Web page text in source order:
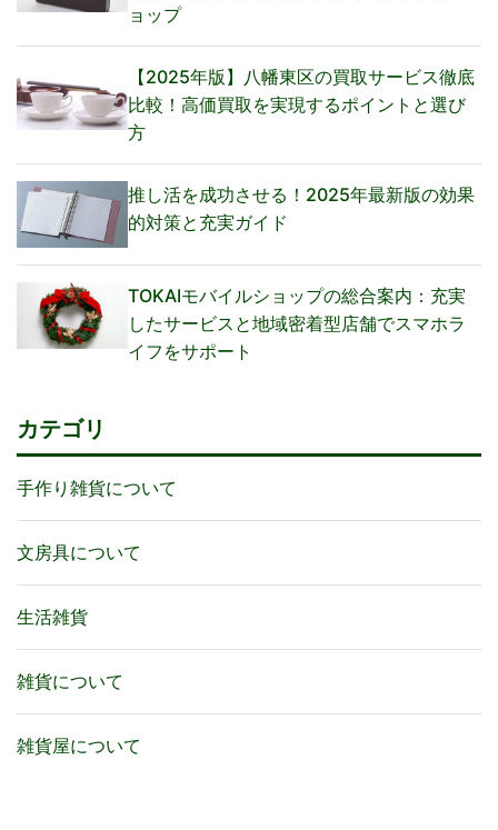
ョップ
【2025年版】八幡東区の買取サービス徹底
比較！高価買取を実現するポイントと選び
方
推し活を成功させる！2025年最新版の効果
的対策と充実ガイド
TOKAIモバイルショップの総合案内：充実
したサービスと地域密着型店舗でスマホラ
イフをサポート
カテゴリ
手作り雑貨について
文房具について
生活雑貨
雑貨について
雑貨屋について